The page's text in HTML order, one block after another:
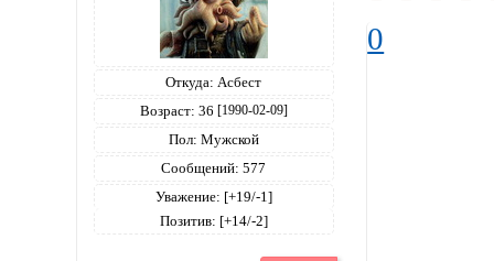
Откуда: Асбест
Возраст: 36 [1990-02-09]
Пол: Мужской
Сообщений: 577
Уважение: [+19/-1]
Позитив: [+14/-2]
0